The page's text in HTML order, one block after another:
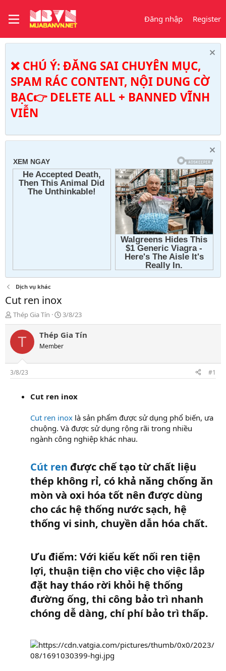
Đăng nhập Register
❌ CHÚ Ý: ĐĂNG SAI CHUYÊN MỤC,
SPAM RÁC CONTENT, NỘI DUNG CỜ
BẠC👉 DELETE ALL + BANNED VĨNH
VIỄN
Dịch vụ khác
Cut ren inox
T
h
r
a
s
t
Thép Gia Tín
N
g
à
3/8/23
T Thép Gia Tín
Member
3/8/23 #1
Cut ren inox
Cut ren inox là sản phẩm được sử dụng phổ biến, ưa
chuộng. Và được sử dụng rộng rãi trong nhiều
ngành công nghiệp khác nhau.
Cút ren được chế tạo từ chất liệu
thép không rỉ, có khả năng chống ăn
mòn và oxi hóa tốt nên được dùng
cho các hệ thống nước sạch, hệ
thống vi sinh, chuyền dẫn hóa chất.
Ưu điểm: Với kiểu kết nối ren tiện
lợi, thuận tiện cho việc cho việc lắp
đặt hay tháo rời khỏi hệ thống
đường ống, thi công bảo trì nhanh
chóng dễ dàng, chí phí bảo trì thấp.